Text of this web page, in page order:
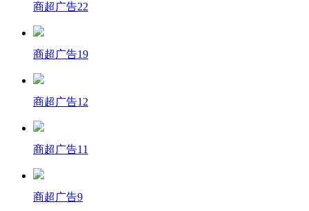
商超广告22
商超广告19
商超广告12
商超广告11
商超广告9